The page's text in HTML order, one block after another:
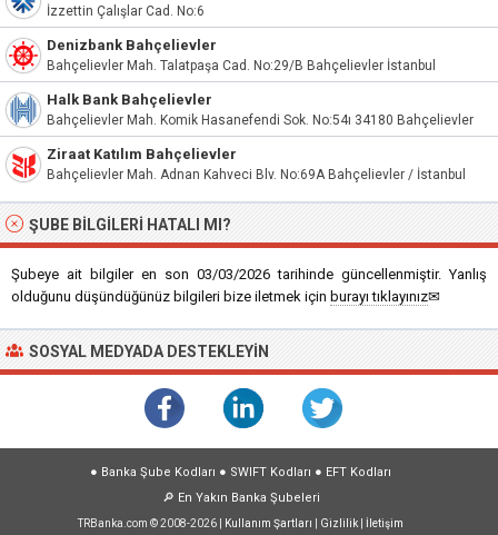
İzzettin Çalışlar Cad. No:6
Denizbank Bahçelievler
Bahçelievler Mah. Talatpaşa Cad. No:29/B Bahçelievler İstanbul
Halk Bank Bahçelievler
Bahçelievler Mah. Komik Hasanefendi Sok. No:54ı 34180 Bahçelievler
Ziraat Katılım Bahçelievler
Bahçelievler Mah. Adnan Kahveci Blv. No:69A Bahçelievler / İstanbul
ŞUBE BILGILERI HATALI MI?
Şubeye ait bilgiler en son 03/03/2026 tarihinde güncellenmiştir. Yanlış
olduğunu düşündüğünüz bilgileri bize iletmek için burayı tıklayınız✉
SOSYAL MEDYADA DESTEKLEYIN
● Banka Şube Kodları ● SWIFT Kodları ● EFT Kodları
🔎 En Yakın Banka Şubeleri
TRBanka.com © 2008-2026 | Kullanım Şartları Gizlilik İletişim